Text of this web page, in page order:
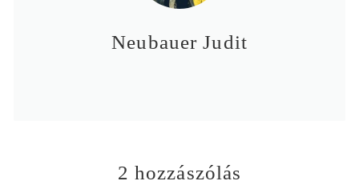
Neubauer Judit
2 hozzászólás